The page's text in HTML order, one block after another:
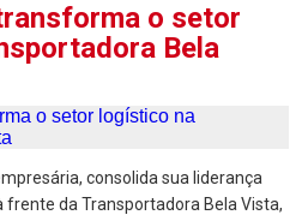
o setor
Bela
consolida sua liderança
da Transportadora Bela Vista,